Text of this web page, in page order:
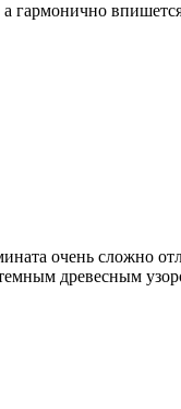
гармонично
очень сложно
древесным